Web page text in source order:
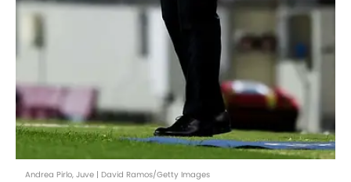
Andrea Pirlo, Juve | David Ramos/Getty Images